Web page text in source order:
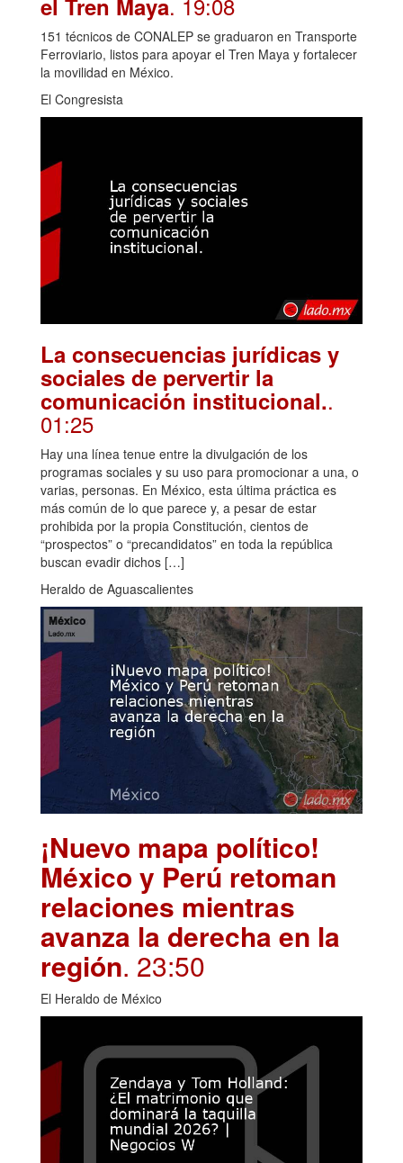
el Tren Maya
151 técnicos de CONALEP se graduaron en Transporte
Ferroviario, listos para apoyar el Tren Maya y fortalecer
la movilidad en México.
El Congresista
La consecuencias jurídicas y
sociales de pervertir la
comunicación institucional..
01:25
Hay una línea tenue entre la divulgación de los
programas sociales y su uso para promocionar a una, o
varias, personas. En México, esta última práctica es
más común de lo que parece y, a pesar de estar
prohibida por la propia Constitución, cientos de
“prospectos” o “precandidatos” en toda la república
buscan evadir dichos […]
Heraldo de Aguascalientes
¡Nuevo mapa político!
México y Perú retoman
relaciones mientras
avanza la derecha en la
región. 23:50
El Heraldo de México